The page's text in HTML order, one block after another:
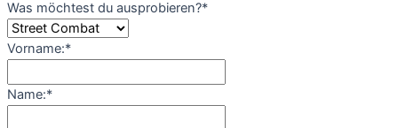
Was möchtest du ausprobieren?*
Vorname:*
Name:*